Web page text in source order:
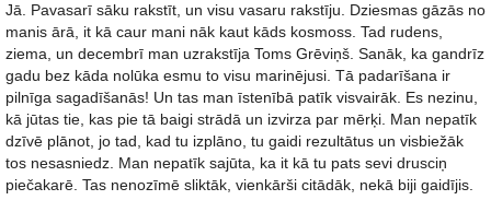
Jā. Pavasarī sāku rakstīt, un visu vasaru rakstīju. Dziesmas gāzās no
manis ārā, it kā caur mani nāk kaut kāds kosmoss. Tad rudens,
ziema, un decembrī man uzrakstīja Toms Grēviņš. Sanāk, ka gandrīz
gadu bez kāda nolūka esmu to visu marinējusi. Tā padarīšana ir
pilnīga sagadīšanās! Un tas man īstenībā patīk visvairāk. Es nezinu,
kā jūtas tie, kas pie tā baigi strādā un izvirza par mērķi. Man nepatīk
dzīvē plānot, jo tad, kad tu izplāno, tu gaidi rezultātus un visbiežāk
tos nesasniedz. Man nepatīk sajūta, ka it kā tu pats sevi drusciņ
piečakarē. Tas nenozīmē sliktāk, vienkārši citādāk, nekā biji gaidījis.